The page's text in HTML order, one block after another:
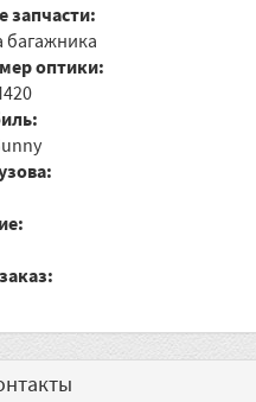
запчасти:
оптики: